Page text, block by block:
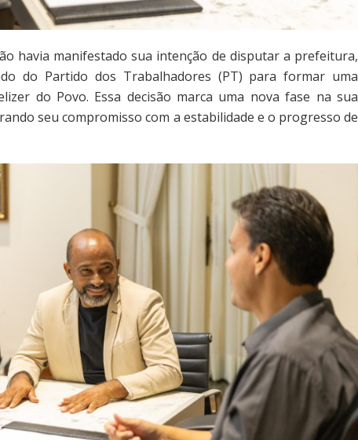
havia manifestado sua intenção de disputar a prefeitura,
do Partido dos Trabalhadores (PT) para formar uma
do Povo. Essa decisão marca uma nova fase na sua
seu compromisso com a estabilidade e o progresso de